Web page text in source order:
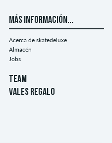
MÁS INFORMACIÓN...
Acerca de skatedeluxe
Almacén
Jobs
TEAM
VALES REGALO